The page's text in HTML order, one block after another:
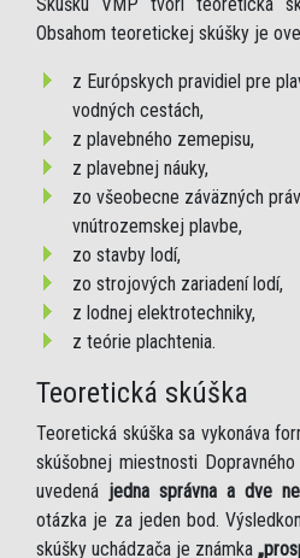
Obsahom teoretickej skúšky je
z Európskych pravidiel pre
vodných cestách,
z plavebného zemepisu,
z plavebnej náuky,
zo všeobecne záväzných
vnútrozemskej plavbe,
zo stavby lodí,
zo strojových zariadení lodí,
z lodnej elektrotechniky,
z teórie plachtenia.
Teoretická skúška
Teoretická skúška sa vykonáva
skúšobnej miestnosti
uvedená jedna správna a dve
otázka je za jeden bod.
skúšky uchádzača je známka